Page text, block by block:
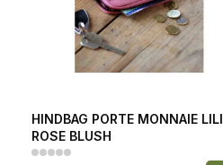
HINDBAG PORTE MONNAIE LILI
ROSE BLUSH